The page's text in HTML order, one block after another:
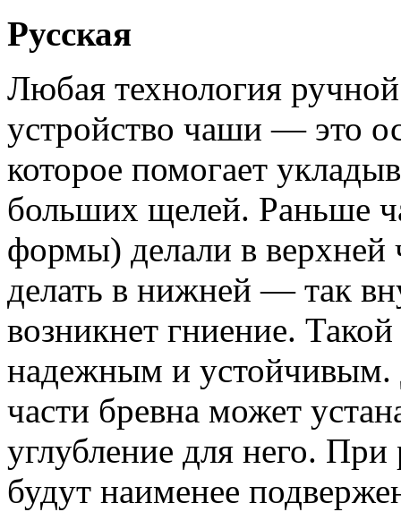
Русская
Любая технология
устройство чаши — это
которое помогает
больших щелей. Раньше
формы) делали в верхней
делать в нижней — так
возникнет гниение.
надежным и устойчивым.
части бревна может
углубление для него.
будут наименее